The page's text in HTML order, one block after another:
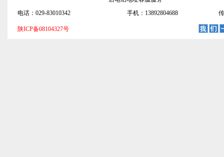
电话：029-83010342
手机：13892804688
陕ICP备08104327号